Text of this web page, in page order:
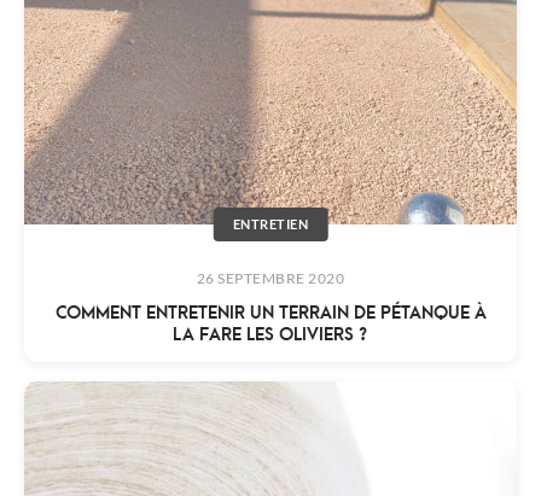
ENTRETIEN
26 SEPTEMBRE 2020
COMMENT ENTRETENIR UN TERRAIN DE PÉTANQUE À
LA FARE LES OLIVIERS ?